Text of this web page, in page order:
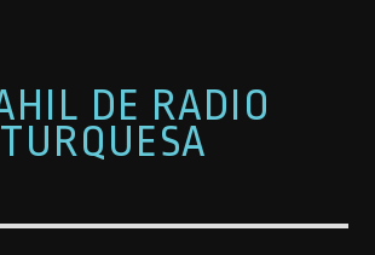
DE RADIO
TURQUESA